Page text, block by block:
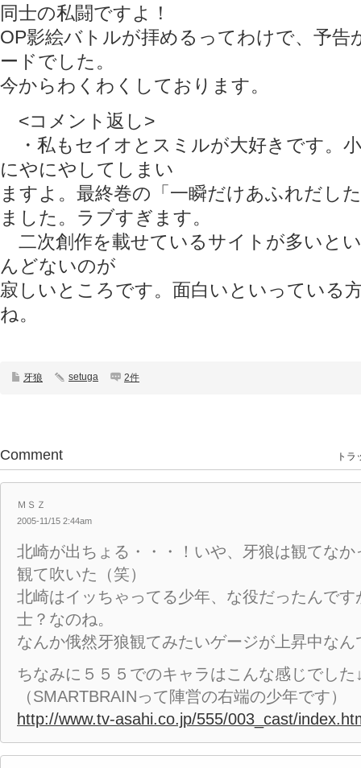
同士の私闘ですよ！
OP影絵バトルが拝めるってわけで、予告
ードでした。
今からわくわくしております。
<コメント返し>
・私もセイオとスミルが大好きです。
にやにやしてしまい
ますよ。最終巻の「一瞬だけあふれだし
ました。ラブすぎます。
二次創作を載せているサイトが多いと
んどないのが
寂しいところです。面白いといっている
ね。
牙狼 setuga 2件
Comment トラ
ＭＳＺ
2005-11/15 2:44am
北崎が出ちょる・・・！いや、牙狼は観てな
観て吹いた（笑）
北崎はイッちゃってる少年、な役だったんで
士？なのね。
なんか俄然牙狼観てみたいゲージが上昇中な
ちなみに５５５でのキャラはこんな感じでした
（SMARTBRAINって陣営の右端の少年です）
http://www.tv-asahi.co.jp/555/003_cast/